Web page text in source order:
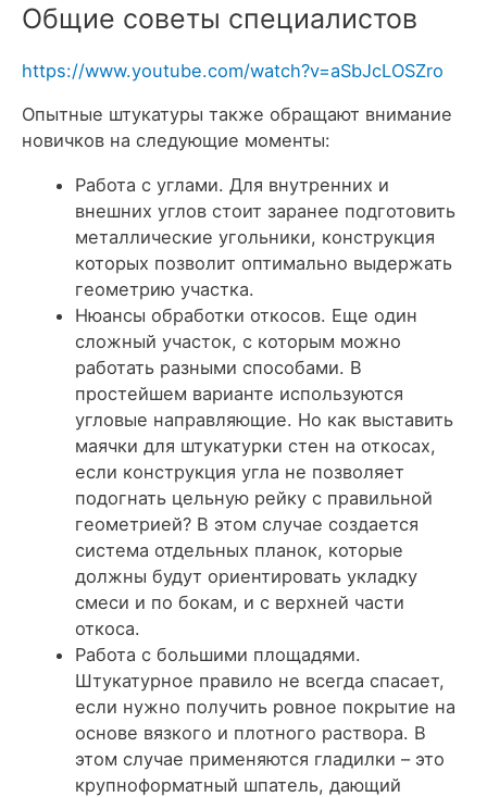
Общие советы специалистов
https://www.youtube.com/watch?v=aSbJcLOSZro
Опытные штукатуры также обращают внимание
новичков на следующие моменты:
Работа с углами. Для внутренних и
внешних углов стоит заранее подготовить
металлические угольники, конструкция
которых позволит оптимально выдержать
геометрию участка.
Нюансы обработки откосов. Еще один
сложный участок, с которым можно
работать разными способами. В
простейшем варианте используются
угловые направляющие. Но как выставить
маячки для штукатурки стен на откосах,
если конструкция угла не позволяет
подогнать цельную рейку с правильной
геометрией? В этом случае создается
система отдельных планок, которые
должны будут ориентировать укладку
смеси и по бокам, и с верхней части
откоса.
Работа с большими площадями.
Штукатурное правило не всегда спасает,
если нужно получить ровное покрытие на
основе вязкого и плотного раствора. В
этом случае применяются гладилки – это
крупноформатный шпатель, дающий